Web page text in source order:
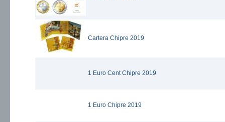
Cartera Chipre 2019
1 Euro Cent Chipre 2019
1 Euro Chipre 2019